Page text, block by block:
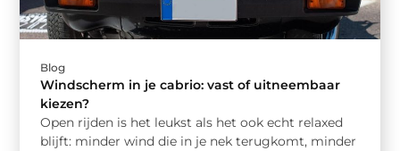
Blog
Windscherm in je cabrio: vast of uitneembaar
kiezen?
Open rijden is het leukst als het ook echt relaxed
blijft: minder wind die in je nek terugkomt, minder